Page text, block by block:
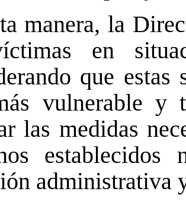
manera, la
en
que
vulnerable y
las medidas
administrativa